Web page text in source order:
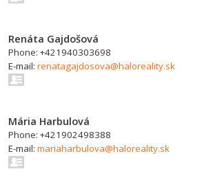
Renáta Gajdošová
Phone: +421940303698
E-mail: renatagajdosova@haloreality.sk
Mária Harbulová
Phone: +421902498388
E-mail: mariaharbulova@haloreality.sk